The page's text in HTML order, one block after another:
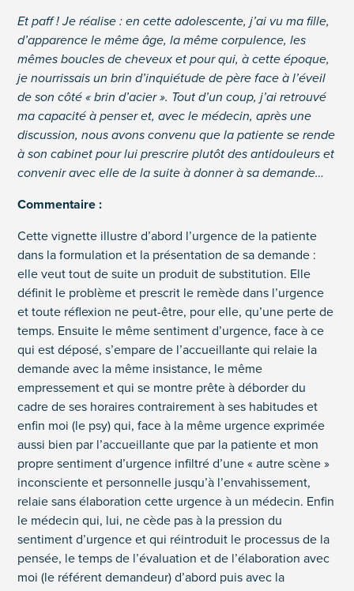
Et paff ! Je réalise : en cette adolescente, j’ai vu ma fille,
d’apparence le même âge, la même corpulence, les
mêmes boucles de cheveux et pour qui, à cette époque,
je nourrissais un brin d’inquiétude de père face à l’éveil
de son côté « brin d’acier ». Tout d’un coup, j’ai retrouvé
ma capacité à penser et, avec le médecin, après une
discussion, nous avons convenu que la patiente se rende
à son cabinet pour lui prescrire plutôt des antidouleurs et
convenir avec elle de la suite à donner à sa demande…
Commentaire :
Cette vignette illustre d’abord l’urgence de la patiente
dans la formulation et la présentation de sa demande :
elle veut tout de suite un produit de substitution. Elle
définit le problème et prescrit le remède dans l’urgence
et toute réflexion ne peut-être, pour elle, qu’une perte de
temps. Ensuite le même sentiment d’urgence, face à ce
qui est déposé, s’empare de l’accueillante qui relaie la
demande avec la même insistance, le même
empressement et qui se montre prête à déborder du
cadre de ses horaires contrairement à ses habitudes et
enfin moi (le psy) qui, face à la même urgence exprimée
aussi bien par l’accueillante que par la patiente et mon
propre sentiment d’urgence infiltré d’une « autre scène »
inconsciente et personnelle jusqu’à l’envahissement,
relaie sans élaboration cette urgence à un médecin. Enfin
le médecin qui, lui, ne cède pas à la pression du
sentiment d’urgence et qui réintroduit le processus de la
pensée, le temps de l’évaluation et de l’élaboration avec
moi (le référent demandeur) d’abord puis avec la